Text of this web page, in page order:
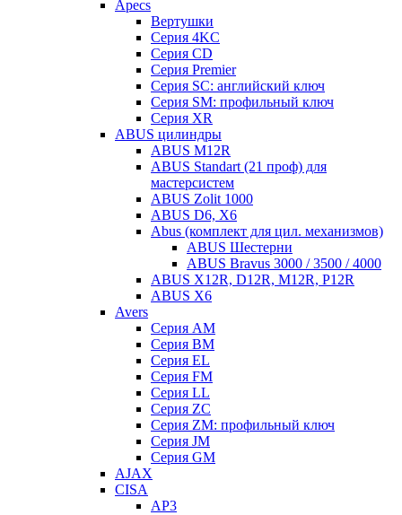
Apecs
Вертушки
Серия 4KC
Серия CD
Серия Premier
Серия SC: английский ключ
Серия SM: профильный ключ
Серия XR
ABUS цилиндры
ABUS M12R
ABUS Standart (21 проф) для
мастерсистем
ABUS Zolit 1000
ABUS D6, X6
Abus (комплект для цил. механизмов)
ABUS Шестерни
ABUS Bravus 3000 / 3500 / 4000
ABUS X12R, D12R, M12R, P12R
ABUS X6
Avers
Серия AM
Серия BM
Серия EL
Серия FM
Серия LL
Серия ZC
Серия ZM: профильный ключ
Серия JM
Серия GM
AJAX
CISA
AP3